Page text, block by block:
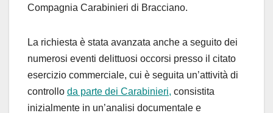
Compagnia Carabinieri di Bracciano.
La richiesta è stata avanzata anche a seguito dei
numerosi eventi delittuosi occorsi presso il citato
esercizio commerciale, cui è seguita un’attività di
controllo da parte dei Carabinieri, consistita
inizialmente in un’analisi documentale e